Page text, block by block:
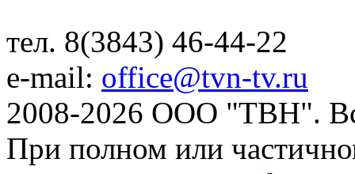
тел. 8(3843) 46-44-22
e-mail: office@tvn-tv.ru
2008-2026 ООО "ТВН".
При полном или